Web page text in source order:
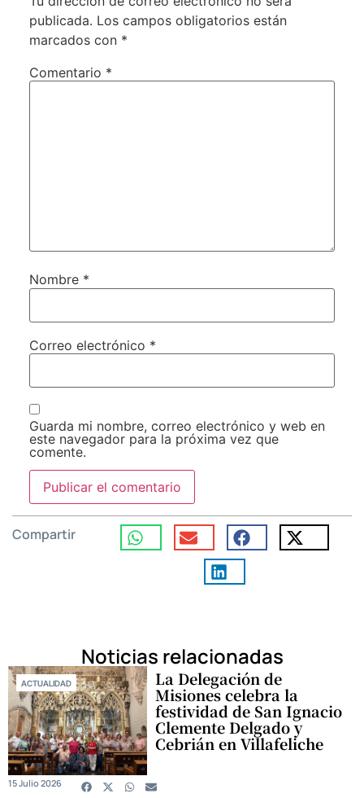
publicada. Los campos obligatorios están
marcados con *
Comentario *
Nombre *
Correo electrónico *
Guarda mi nombre, correo electrónico y web en
este navegador para la próxima vez que
comente.
Compartir
Noticias relacionadas
ACTUALIDAD La Delegación de
Misiones celebra la
festividad de San Ignacio
Clemente Delgado y
Cebrián en Villafeliche
15 Julio 2026